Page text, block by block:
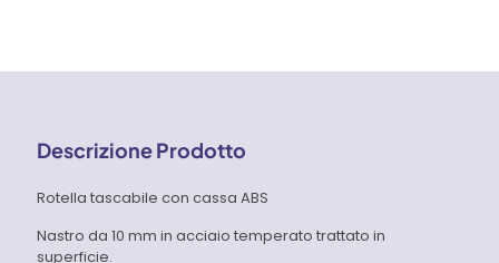
Descrizione Prodotto
Rotella tascabile con cassa ABS
Nastro da 10 mm in acciaio temperato trattato in
superficie.